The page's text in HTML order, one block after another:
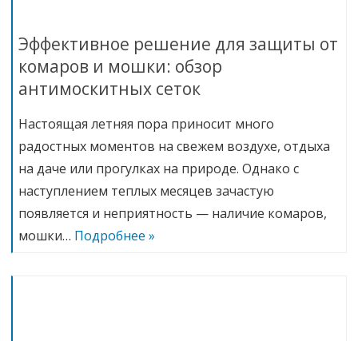
Эффективное решение для защиты от
комаров и мошки: обзор
антимоскитных сеток
Настоящая летняя пора приносит много
радостных моментов на свежем воздухе, отдыха
на даче или прогулках на природе. Однако с
наступлением теплых месяцев зачастую
появляется и неприятность — наличие комаров,
мошки… Подробнее »